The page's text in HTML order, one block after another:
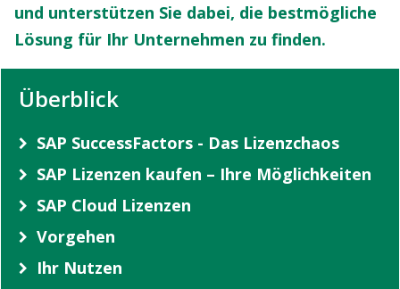
und unterstützen Sie dabei, die bestmögliche
Lösung für Ihr Unternehmen zu finden.
Überblick
SAP SuccessFactors - Das Lizenzchaos
SAP Lizenzen kaufen – Ihre Möglichkeiten
SAP Cloud Lizenzen
Vorgehen
Ihr Nutzen